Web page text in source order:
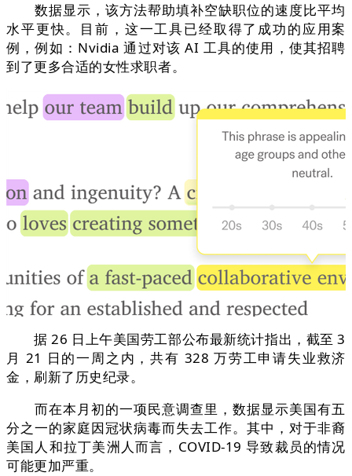
数据显示，该方法帮助填补空缺职位的速度比平均
水平更快。目前，这一工具已经取得了成功的应用案
例，例如：Nvidia 通过对该 AI 工具的使用，使其招聘
到了更多合适的女性求职者。
据 26 日上午美国劳工部公布最新统计指出，截至 3
月 21 日的一周之内，共有 328 万劳工申请失业救济
金，刷新了历史纪录。
而在本月初的一项民意调查里，数据显示美国有五
分之一的家庭因冠状病毒而失去工作。其中，对于非裔
美国人和拉丁美洲人而言，COVID-19 导致裁员的情况
可能更加严重。